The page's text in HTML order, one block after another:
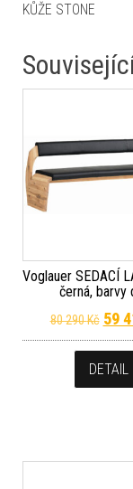
KŮŽE STONE
Voglauer SEDACÍ
černá, barvy
80 290Kč 59
DETAIL